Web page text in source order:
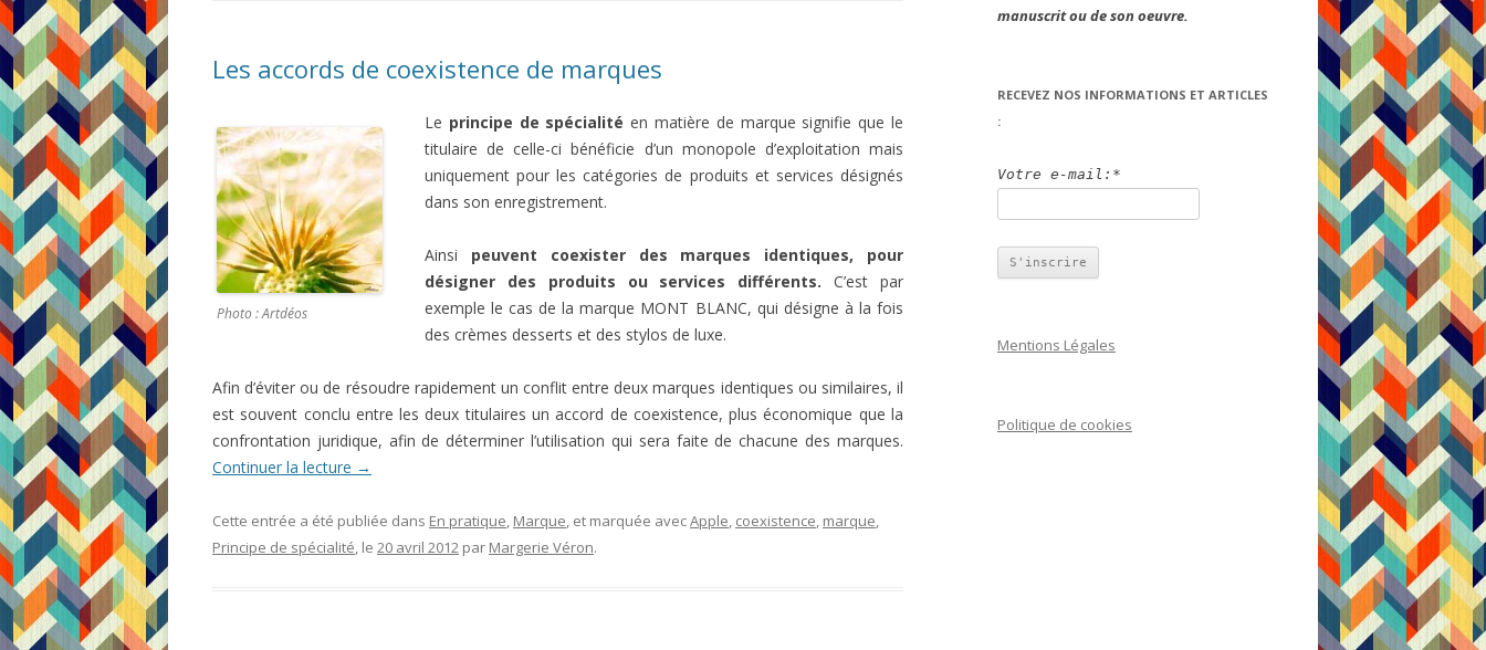
Les accords de coexistence de marques
Photo : Artdéos
Le principe de spécialité en matière de marque signifie que le
titulaire de celle-ci bénéficie d’un monopole d’exploitation mais
uniquement pour les catégories de produits et services désignés
dans son enregistrement.
Ainsi peuvent coexister des marques identiques, pour
désigner des produits ou services différents. C’est par
exemple le cas de la marque MONT BLANC, qui désigne à la fois
des crèmes desserts et des stylos de luxe.
Afin d’éviter ou de résoudre rapidement un conflit entre deux marques identiques ou similaires, il
est souvent conclu entre les deux titulaires un accord de coexistence, plus économique que la
confrontation juridique, afin de déterminer l’utilisation qui sera faite de chacune des marques.
Continuer la lecture →
Cette entrée a été publiée dans En pratique, Marque, et marquée avecApple, coexistence, marque,
Principe de spécialité, le 20 avril 2012 par Margerie Véron.
manuscrit ou de son oeuvre.
RECEVEZ NOS INFORMATIONS ET ARTICLES
:
Votre e-mail:*
Mentions Légales
Politique de cookies